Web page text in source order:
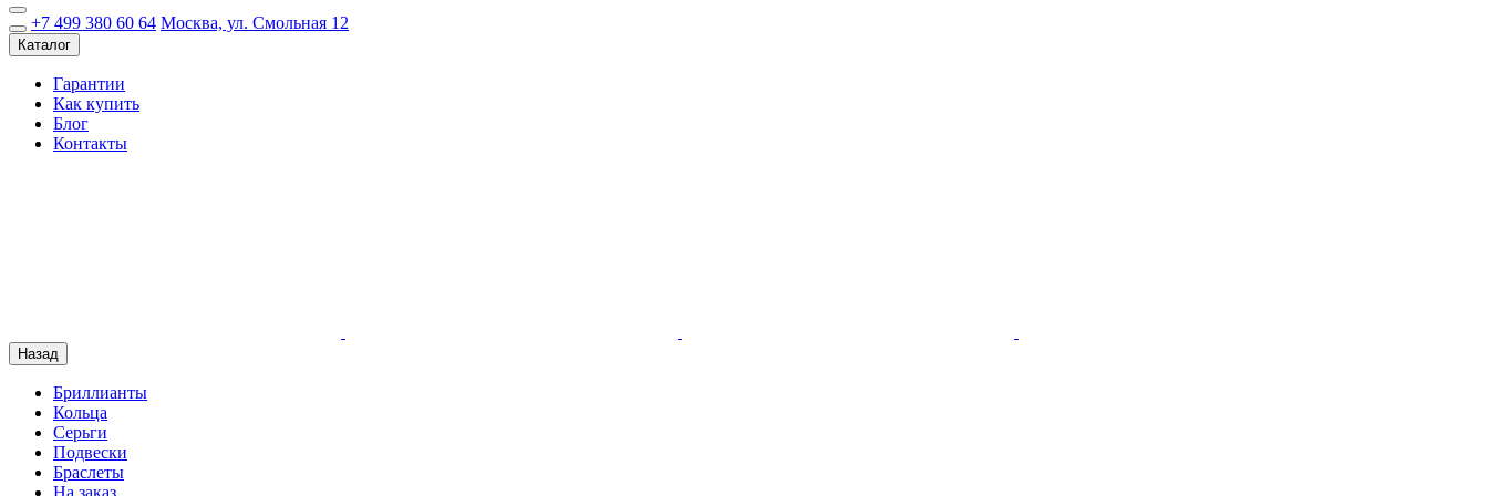
+7 499 380 60 64 Москва, ул. Смольная 12
Каталог
Гарантии
Как купить
Блог
Контакты
Назад
Бриллианты
Кольца
Серьги
Подвески
Браслеты
На заказ